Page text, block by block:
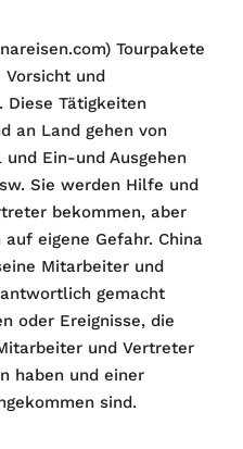
Tourpakete
Vorsicht und
Tätigkeiten
an Land gehen von
Ein-und Ausgehen
Sie werden Hilfe und
bekommen, aber
eigene Gefahr. China
Mitarbeiter und
gemacht
oder Ereignisse, die
und Vertreter
haben und einer
sind.